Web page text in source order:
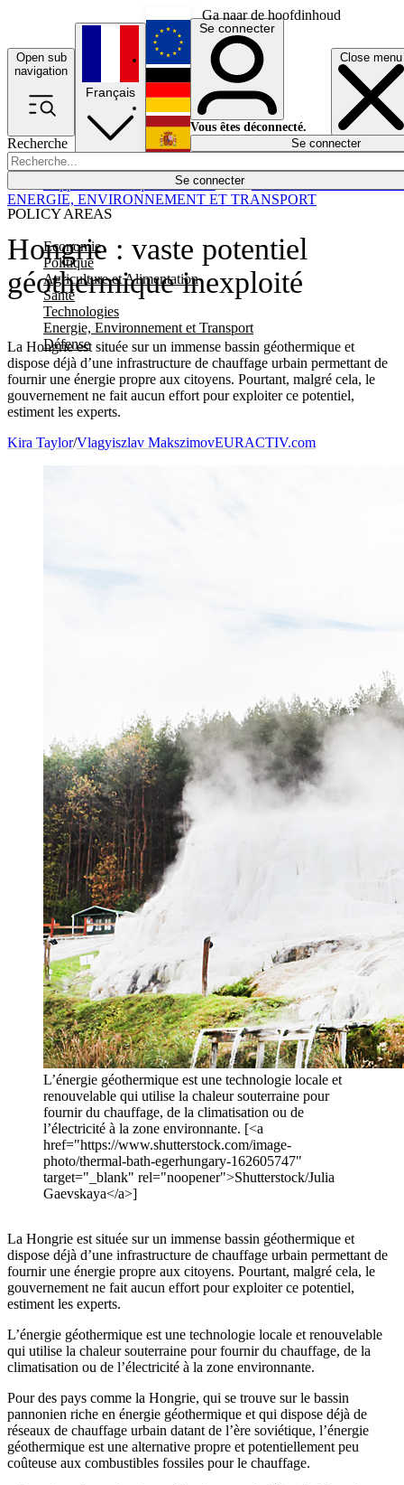
Ga naar de hoofdinhoud
Open sub
navigation
Close menu
Recherche
Se connecter
POLICY AREAS
Economie
Politique
Agriculture et Alimentation
Santé
Technologies
Energie, Environnement et Transport
Défense
Économie
Français
English
Deutsch
Español
Se connecter
Vous êtes déconnecté.
Se connecter
Hongrie : vaste potentiel
géothermique inexploité
La Hongrie est située sur un immense bassin géothermique et
dispose déjà d’une infrastructure de chauffage urbain permettant de
fournir une énergie propre aux citoyens. Pourtant, malgré cela, le
gouvernement ne fait aucun effort pour exploiter ce potentiel,
estiment les experts.
ENERGIE, ENVIRONNEMENT ET TRANSPORT
Kira Taylor/Vlagyiszlav MakszimovEURACTIV.com
L’énergie géothermique est une technologie locale et
renouvelable qui utilise la chaleur souterraine pour
fournir du chauffage, de la climatisation ou de
l’électricité à la zone environnante. [<a
href="https://www.shutterstock.com/image-
photo/thermal-bath-egerhungary-162605747"
target="_blank" rel="noopener">Shutterstock/Julia
Gaevskaya</a>]
La Hongrie est située sur un immense bassin géothermique et
dispose déjà d’une infrastructure de chauffage urbain permettant de
fournir une énergie propre aux citoyens. Pourtant, malgré cela, le
gouvernement ne fait aucun effort pour exploiter ce potentiel,
estiment les experts.
L’énergie géothermique est une technologie locale et renouvelable
qui utilise la chaleur souterraine pour fournir du chauffage, de la
climatisation ou de l’électricité à la zone environnante.
Pour des pays comme la Hongrie, qui se trouve sur le bassin
pannonien riche en énergie géothermique et qui dispose déjà de
réseaux de chauffage urbain datant de l’ère soviétique, l’énergie
géothermique est une alternative propre et potentiellement peu
coûteuse aux combustibles fossiles pour le chauffage.